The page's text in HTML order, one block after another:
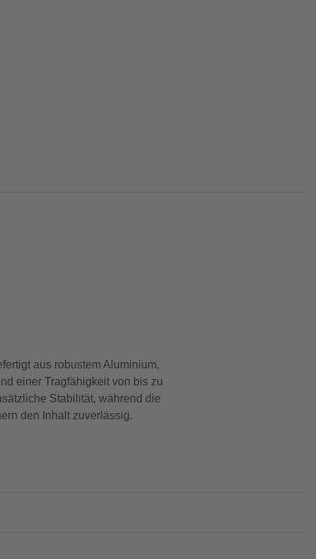
aus robustem Aluminium,
einer Tragfähigkeit von bis zu
Stabilität, während die
den Inhalt zuverlässig.